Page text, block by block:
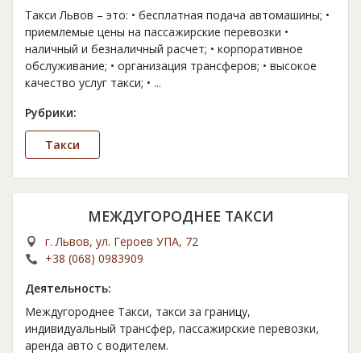
Такси Львов – это: • бесплатная подача автомашины; •
приемлемые цены на пассажирские перевозки •
наличный и безналичный расчет; • корпоративное
обслуживание; • организация трансферов; • высокое
качество услуг такси; • ...
Рубрики:
Такси
МЕЖДУГОРОДНЕЕ ТАКСИ
г. Львов, ул. Героев УПА, 72
+38 (068) 0983909
Деятельность:
Междугороднее Такси, такси за границу,
индивидуальный трансфер, пассажирские перевозки,
аренда авто с водителем.